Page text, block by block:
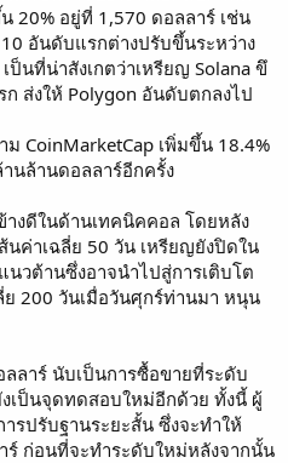
20% อยู่ที่ 1,570 ดอลลาร์ เช่น
อันดับแรกต่างปรับขึ้นระหว่าง
ป็นที่น่าสังเกตว่าเหรียญ Solana ขึ
ส่งให้ Polygon อันดับตกลงไป
CoinMarketCap เพิ่มขึ้น 18.4%
นล้านดอลลาร์อีกครั้ง
งดีในด้านเทคนิคคอล โดยหลัง
นค่าเฉลี่ย 50 วัน เหรียญยังปิดใน
วต้านซึ่งอาจนำไปสู่การเติบโต
ย 200 วันเมื่อวันศุกร์ท่านมา หนุน
ลาร์ นับเป็นการซื้อขายที่ระดับ
เป็นจุดทดสอบใหม่อีกด้วย ทั้งนี้ ผู้
รปรับฐานระยะสั้น ซึ่งจะทำให้
ร์ ก่อนที่จะทำระดับใหม่หลังจากนั้น